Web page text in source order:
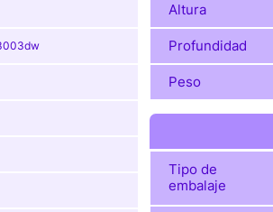
Altura
Profundidad
Peso
Tipo de
embalaje